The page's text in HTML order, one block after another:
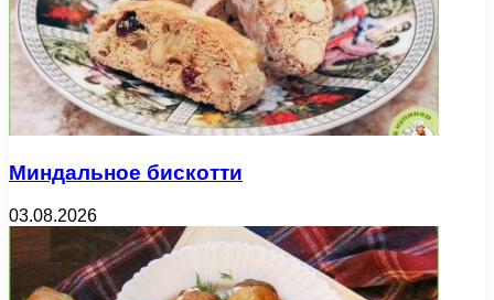
Миндальное бискотти
03.08.2026